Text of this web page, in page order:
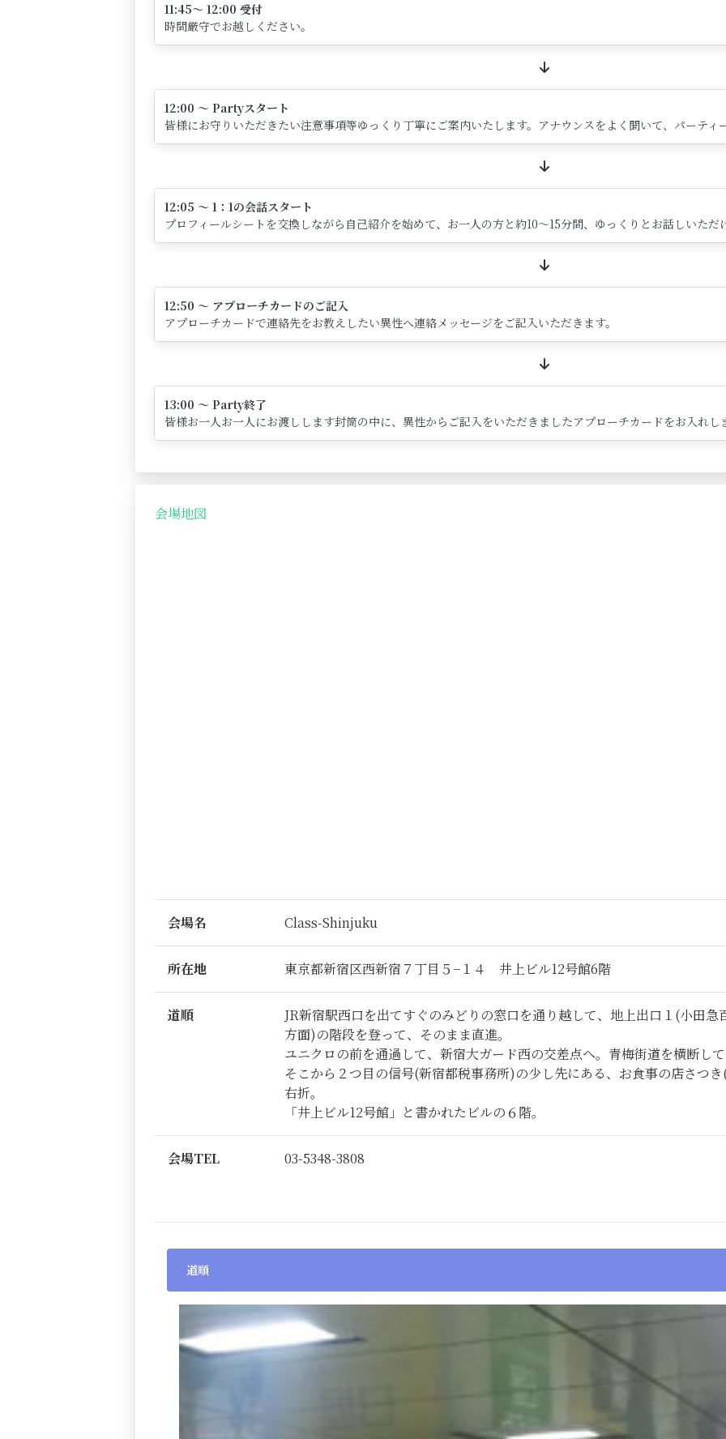
11:45～ 12:00 受付
時間厳守でお越しください。
12:00 ～ Partyスタート
皆様にお守りいただきたい注意事項等ゆっくり丁寧にご案内いたします。アナウンスをよく聞いて、パーティ
12:05 ～ 1：1の会話スタート
プロフィールシートを交換しながら自己紹介を始めて、お一人の方と約10～15分間、ゆっくりとお話しいただ
12:50 ～ アプローチカードのご記入
アプローチカードで連絡先をお教えしたい異性へ連絡メッセージをご記入いただきます。
13:00 ～ Party終了
皆様お一人お一人にお渡しします封筒の中に、異性からご記入をいただきましたアプローチカードをお入れし
会場地図
会場名 Class-Shinjuku
所在地 東京都新宿区西新宿７丁目５−１４ 井上ビル12号館6階
道順
JR新宿駅西口を出てすぐのみどりの窓口を通り越して、地上出口１(小田
方面)の階段を登って、そのまま直進。
ユニクロの前を通過して、新宿大ガード西の交差点へ。青梅街道を横断し
そこから２つ目の信号(新宿都税事務所)の少し先にある、お食事の店さつ
右折。
「井上ビル12号館」と書かれたビルの６階。
会場TEL 03-5348-3808
道順